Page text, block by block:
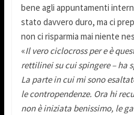
bene agli appuntamenti
stato davvero duro, ma ci
non ci risparmia mai niente
«Il vero ciclocross per e è
rettilinei su cui spingere – ha
La parte in cui mi sono
le contropendenze. Ora hi
non è iniziata benissimo, le